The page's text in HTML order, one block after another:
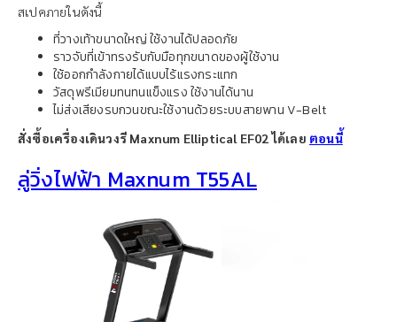
สเปคภายในดังนี้
ที่วางเท้าขนาดใหญ่ ใช้งานได้ปลอดภัย
ราวจับที่เข้าทรงรับกับมือทุกขนาดของผู้ใช้งาน
ใช้ออกกำลังกายได้แบบไร้แรงกระแทก
วัสดุพรีเมียมทนทนแข็งแรง ใช้งานได้นาน
ไม่ส่งเสียงรบกวนขณะใช้งานด้วยระบบสายพาน V-Belt
สั่งซื้อเครื่องเดินวงรี Maxnum Elliptical EF02 ได้เลย ตอนนี้
ลู่วิ่งไฟฟ้า Maxnum T55AL